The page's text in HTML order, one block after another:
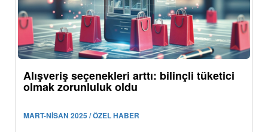
Alışveriş seçenekleri arttı: bilinçli tüketici
olmak zorunluluk oldu
MART-NİSAN 2025 / ÖZEL HABER